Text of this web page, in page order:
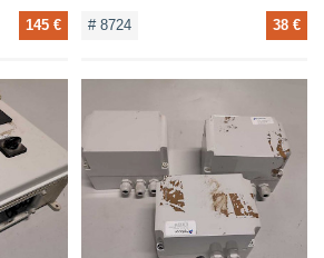
145 € # 8724 38 €